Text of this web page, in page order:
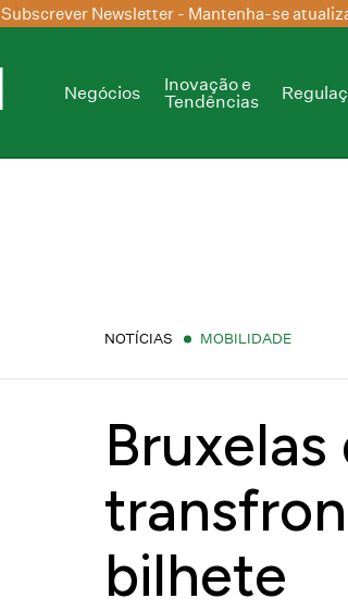
Subscrever Newsletter - Mantenha-se
Negócios
Inovação e
Tendências
NOTÍCIAS MOBILIDADE
bilhete